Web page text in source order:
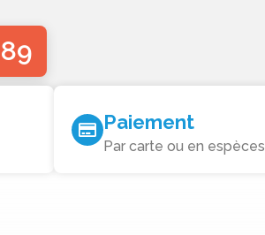
Paiement
Par carte ou en espèces